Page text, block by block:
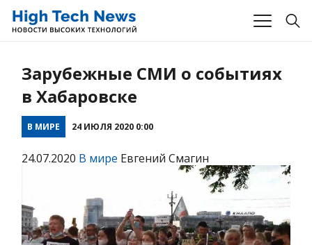
Зарубежные СМИ о событиях
в Хабаровске
В МИРЕ 24 ИЮЛЯ 2020 0:00
24.07.2020 В мире Евгений Смагин